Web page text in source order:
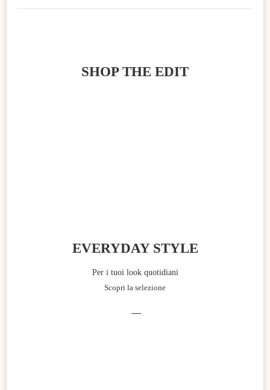
SHOP THE EDIT
EVERYDAY STYLE
Per i tuoi look quotidiani
Scopri la selezione